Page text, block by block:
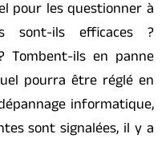
pour les questionner à
sont-ils efficaces ?
Tombent-ils en panne
pourra être réglé en
informatique,
sont signalées, il y a